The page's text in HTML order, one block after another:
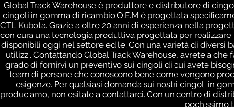
Global Track Warehouse è produttore e distributore di
cingoli in gomma di ricambio O.E.M è progettata
CTL Kubota. Grazie a oltre 20 anni di esperienza nella
con cura una tecnologia produttiva progettata per
disponibili oggi nel settore edile. Con una varietà di diversi
utilizzi. Contattando Global Track Warehouse, avrete a
grado di fornirvi un preventivo sui cingoli di cui avete
team di persone che conoscono bene come vengono
esigenze. Per qualsiasi domanda sui nostri cingoli in
produciamo, non esitate a contattarci. Con un centro di
pochissimo